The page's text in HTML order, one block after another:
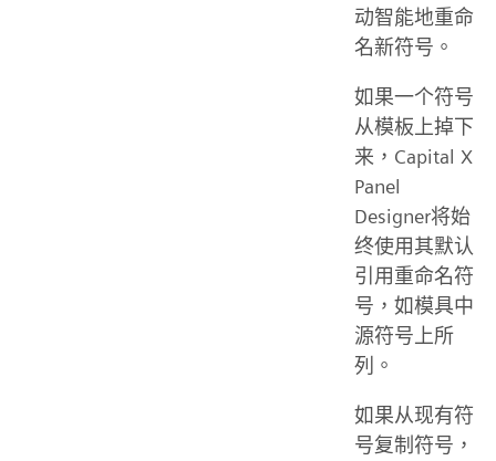
动智能地重命
名新符号。
如果一个符号
从模板上掉下
来，Capital X
Panel
Designer将始
终使用其默认
引用重命名符
号，如模具中
源符号上所
列。
如果从现有符
号复制符号，